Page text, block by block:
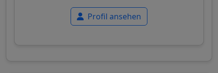
Profil ansehen